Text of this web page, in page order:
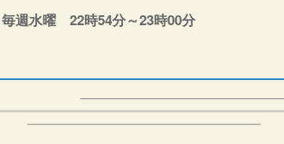
週水曜 22時54分～23時00分